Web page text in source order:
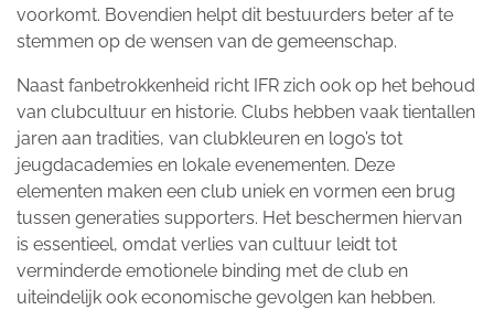
voorkomt. Bovendien helpt dit bestuurders beter af te
stemmen op de wensen van de gemeenschap.
Naast fanbetrokkenheid richt IFR zich ook op het behoud
van clubcultuur en historie. Clubs hebben vaak tientallen
jaren aan tradities, van clubkleuren en logo’s tot
jeugdacademies en lokale evenementen. Deze
elementen maken een club uniek en vormen een brug
tussen generaties supporters. Het beschermen hiervan
is essentieel, omdat verlies van cultuur leidt tot
verminderde emotionele binding met de club en
uiteindelijk ook economische gevolgen kan hebben.